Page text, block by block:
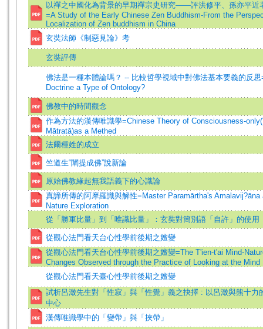
以禪之中國化為背景的早期禪宗史研究——評洪修平、孫亦平近
=A Study of the Early Chinese Zen Buddhism-From the
Localization of Zen buddhism in China
玄奘法師《制惡見論》考
玄奘評傳
佛法是一種本體論嗎？ -- 比較哲學視域中對佛法基本要義的反
Doctrine a Type of Ontology?
佛教中的時間觀念
作為方法的漢傳唯識學=Chinese Theory of Consciousness-
Mātratā)as a Methed
法爾種姓的成立
竺道生“闡提成佛”說新論
原始佛教緣起無我語義下的心識論
真諦所傳的阿摩羅識與解性=Master Paramārtha's Amalavij?āna
Nature Exploration
從「勝軍比量」到「唯識比量」：玄奘對簡別語「自許」的使用
從觀心法門看天台心性學前後期之嬗變
從觀心法門看天台心性學前後期之嬗變=The T'ien-t'ai Mind-
Changes Observed through the Practice of Looking at the Mind
從觀心法門看天臺心性學前後期之嬗變
試析呂澂先生對「性寂」與「性覺」義之抉擇 : 以呂澂與熊十力
中心
漢傳唯識學中的「變帶」與「挾帶」